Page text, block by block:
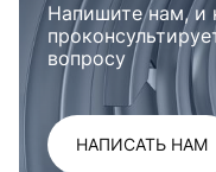
Напишите нам, и
вопросу
НАПИСАТЬ НАМ